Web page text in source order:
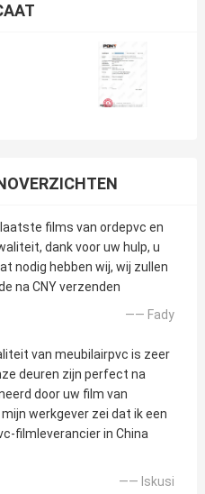
films van ordepvc en
dank voor uw hulp, u
nodig hebben wij, wij zullen
na CNY verzenden
—— Fady
van meubilairpvc is zeer
deuren zijn perfect na
door uw film van
werkgever zei dat ik een
filmleverancier in China
—— Iskusi